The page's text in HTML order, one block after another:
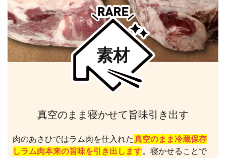
素材
真空のまま寝かせて旨味引き出す
肉のあさひではラム肉を仕入れた真空のまま冷蔵保存
しラム肉本来の旨味を引き出します。寝かせることで